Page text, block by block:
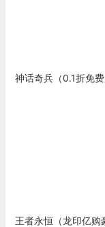
神话奇兵（0.1折免费
王者永恒（龙印亿购